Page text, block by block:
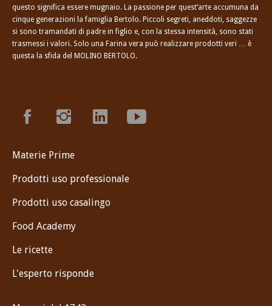
questo significa essere mugnaio. La passione per quest’arte accumuna da
cinque generazioni la famiglia Bertolo. Piccoli segreti, aneddoti, saggezze
si sono tramandati di padre in figlio e, con la stessa intensità, sono stati
trasmessi i valori. Solo una Farina vera può realizzare prodotti veri … è
questa la sfida del MOLINO BERTOLO.
Materie Prime
Prodotti uso professionale
Prodotti uso casalingo
Food Academy
Le ricette
L'esperto risponde